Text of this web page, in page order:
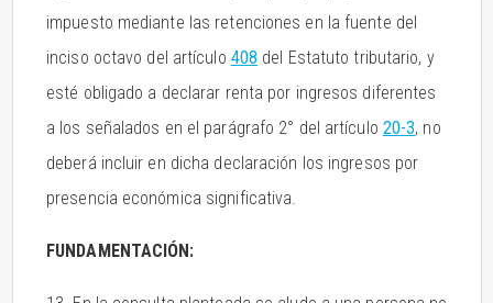
impuesto mediante las retenciones en la fuente del
inciso octavo del artículo 408 del Estatuto tributario, y
esté obligado a declarar renta por ingresos diferentes
a los señalados en el parágrafo 2° del artículo 20-3, no
deberá incluir en dicha declaración los ingresos por
presencia económica significativa.
FUNDAMENTACIÓN: